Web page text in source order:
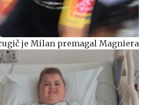
je Milan premagal Magniera